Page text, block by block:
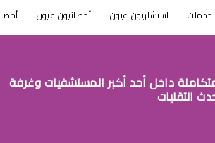
استشاريون عيون أخصائيون عيون
داخل أحد أكبر المستشفيات وغرفة
التقنيات